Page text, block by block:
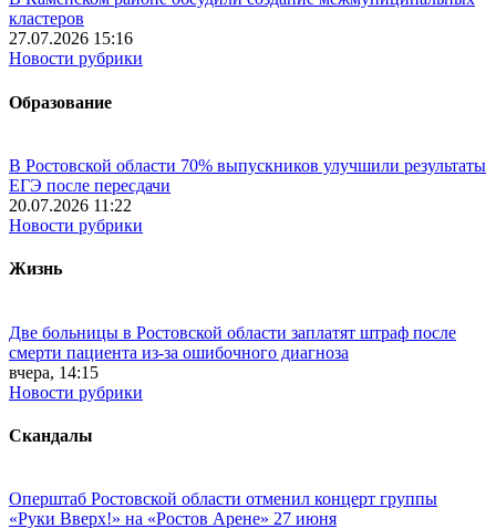
кластеров
27.07.2026 15:16
Новости рубрики
Образование
В Ростовской области 70% выпускников улучшили результаты
ЕГЭ после пересдачи
20.07.2026 11:22
Новости рубрики
Жизнь
Две больницы в Ростовской области заплатят штраф после
смерти пациента из-за ошибочного диагноза
вчера, 14:15
Новости рубрики
Скандалы
Оперштаб Ростовской области отменил концерт группы
«Руки Вверх!» на «Ростов Арене» 27 июня